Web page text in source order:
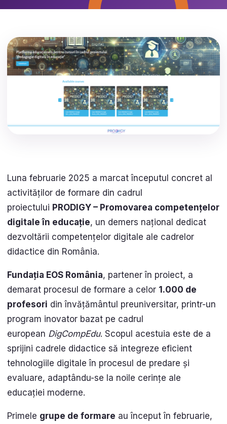
Luna februarie 2025 a marcat începutul concret al
activităților de formare din cadrul
proiectului PRODIGY – Promovarea competențelor
digitale în educație, un demers național dedicat
dezvoltării competențelor digitale ale cadrelor
didactice din România.
Fundația EOS România, partener în proiect, a
demarat procesul de formare a celor 1.000 de
profesori din învățământul preuniversitar, printr-un
program inovator bazat pe cadrul
european DigCompEdu. Scopul acestuia este de a
sprijini cadrele didactice să integreze eficient
tehnologiile digitale în procesul de predare și
evaluare, adaptându-se la noile cerințe ale
educației moderne.
Primele grupe de formare au început în februarie,